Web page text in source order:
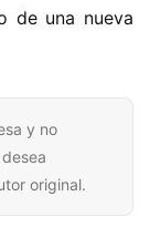
de una nueva
y no
original.